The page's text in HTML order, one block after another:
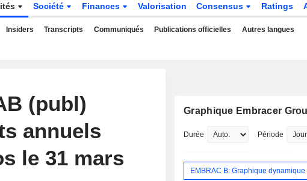
Société Finances Valorisation Consensus Ratings
Insiders Transcripts Communiqués Publications officielles Autres langues
(publ)
annuels
le 31 mars
Graphique Embracer
Durée Période
EMBRAC B: Graphique dynamique